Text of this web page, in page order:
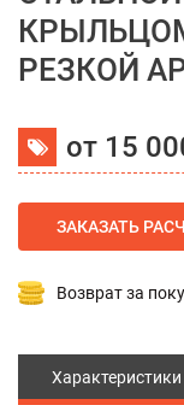
РЕЗКОЙ
от 15
ЗАКАЗАТЬ
Возврат за
Характеристики